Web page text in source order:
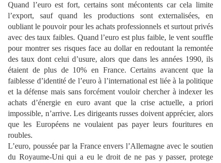
Quand l’euro est fort, certains sont mécontents car cela limite
l’export, sauf quand les productions sont externalisées, en
oubliant le pouvoir pour les achats professionnels et surtout privés
avec des taux faibles. Quand l’euro est plus faible, le vent souffle
pour montrer ses risques face au dollar en redoutant la remontée
des taux dont celui d’usure, alors que dans les années 1990, ils
étaient de plus de 10% en France. Certains avancent que la
faiblesse d’identité de l’euro à l’international est liée à la politique
et la défense mais sans forcément vouloir chercher à indexer les
achats d’énergie en euro avant que la crise actuelle, a priori
impossible, n’arrive. Les dirigeants russes doivent apprécier, alors
que les Européens ne voulaient pas payer leurs fouritures en
roubles.
L’euro, poussée par la France envers l’Allemagne avec le soutien
du Royaume-Uni qui a eu le droit de ne pas y passer, protege